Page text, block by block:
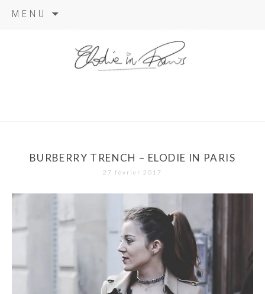
MENU
BURBERRY TRENCH – ELODIE IN PARIS
27 février 2017